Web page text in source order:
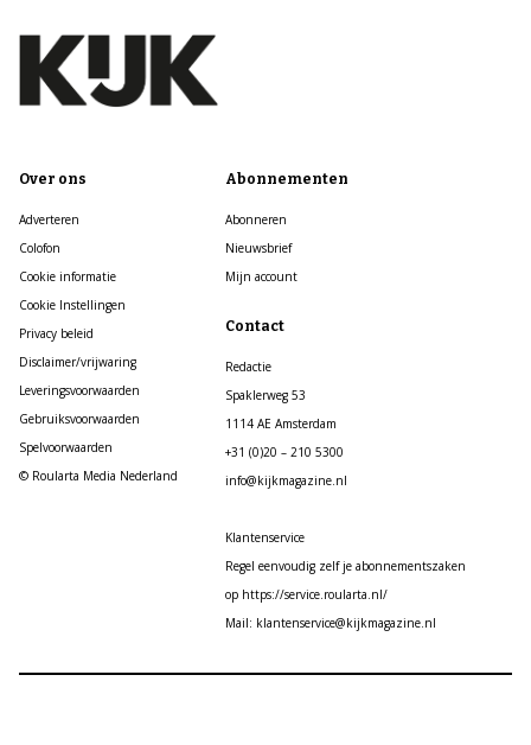
Over ons
Adverteren
Colofon
Cookie informatie
Cookie Instellingen
Privacy beleid
Disclaimer/vrijwaring
Leveringsvoorwaarden
Gebruiksvoorwaarden
Spelvoorwaarden
© Roularta Media Nederland
Abonnementen
Abonneren
Nieuwsbrief
Mijn account
Contact
Redactie
Spaklerweg 53
1114 AE Amsterdam
+31 (0)20 – 210 5300
info@kijkmagazine.nl
Klantenservice
Regel eenvoudig zelf je abonnementszaken
op https://service.roularta.nl/
Mail: klantenservice@kijkmagazine.nl